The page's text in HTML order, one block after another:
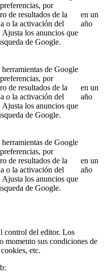
por
de resultados de la
o la activación del
los anuncios que
de Google.
en un
año
de Google
por
de resultados de la
o la activación del
los anuncios que
de Google.
en un
año
de Google
por
de resultados de la
o la activación del
los anuncios que
de Google.
en un
año
control del editor. Los
momento sus condiciones de
etc.